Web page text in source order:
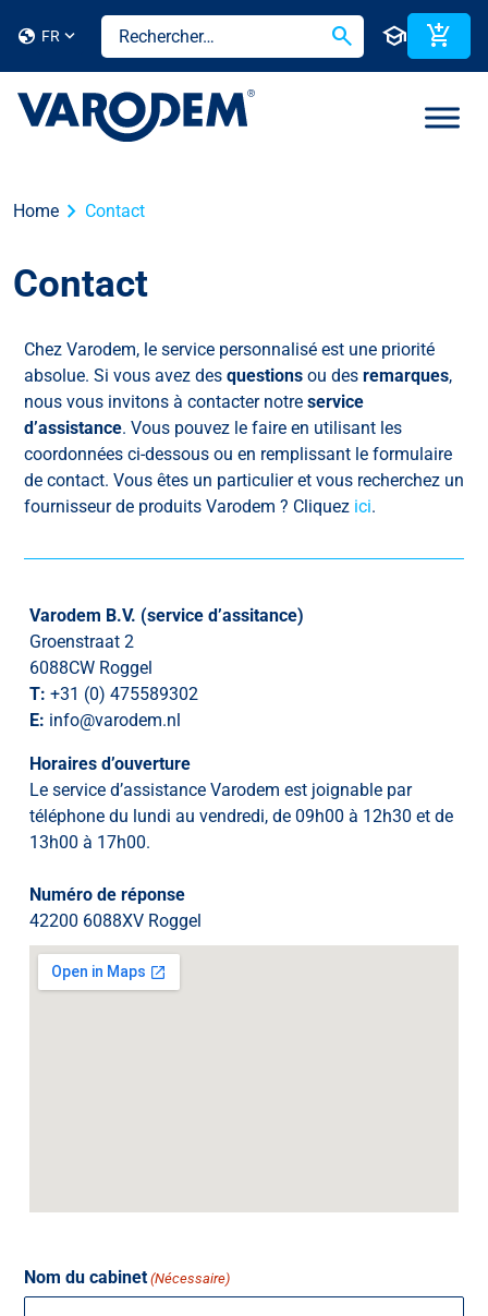
globe FR search school add_shopping_cart
Home chevron_right Contact
Contact
Chez Varodem, le service personnalisé est une priorité
absolue. Si vous avez des questions ou des remarques,
nous vous invitons à contacter notre service
d’assistance. Vous pouvez le faire en utilisant les
coordonnées ci-dessous ou en remplissant le formulaire
de contact. Vous êtes un particulier et vous recherchez un
fournisseur de produits Varodem ? Cliquez ici.
Varodem B.V. (service d’assitance)
Groenstraat 2
6088CW Roggel
T: +31 (0) 475589302
E: info@varodem.nl
Horaires d’ouverture
Le service d’assistance Varodem est joignable par
téléphone du lundi au vendredi, de 09h00 à 12h30 et de
13h00 à 17h00.
Numéro de réponse
42200 6088XV Roggel
Nom du cabinet (Nécessaire)